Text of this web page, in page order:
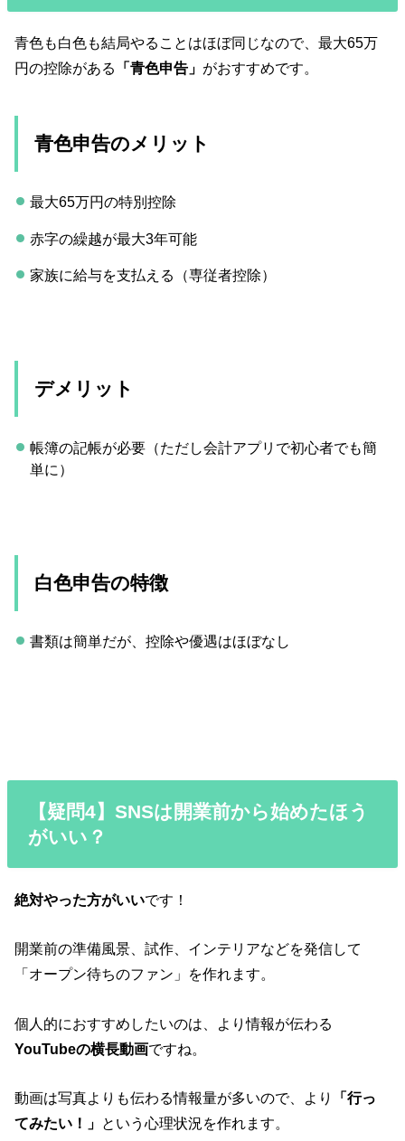
青色も白色も結局やることはほぼ同じなので、最大65万
円の控除がある
「青色申告」 がおすすめです。
青色申告のメリット
最大65万円の特別控除
赤字の繰越が最大3年可能
家族に給与を支払える（専従者控除）
デメリット
帳簿の記帳が必要（ただし会計アプリで初心者でも簡
単に）
白色申告の特徴
書類は簡単だが、控除や優遇はほぼなし
【疑問4】SNSは開業前から始めたほう
がいい？
絶対やった方がいいです！
開業前の準備風景、試作、インテリアなどを発信して
「オープン待ちのファン」を作れます。
個人的におすすめしたいのは、より情報が伝わる
YouTubeの横長動画ですね。
動画は写真よりも伝わる情報量が多いので、より
「行っ
てみたい！」 という心理状況を作れます。